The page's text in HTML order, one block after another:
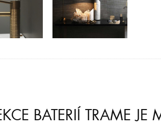
BATERIÍ TRAME